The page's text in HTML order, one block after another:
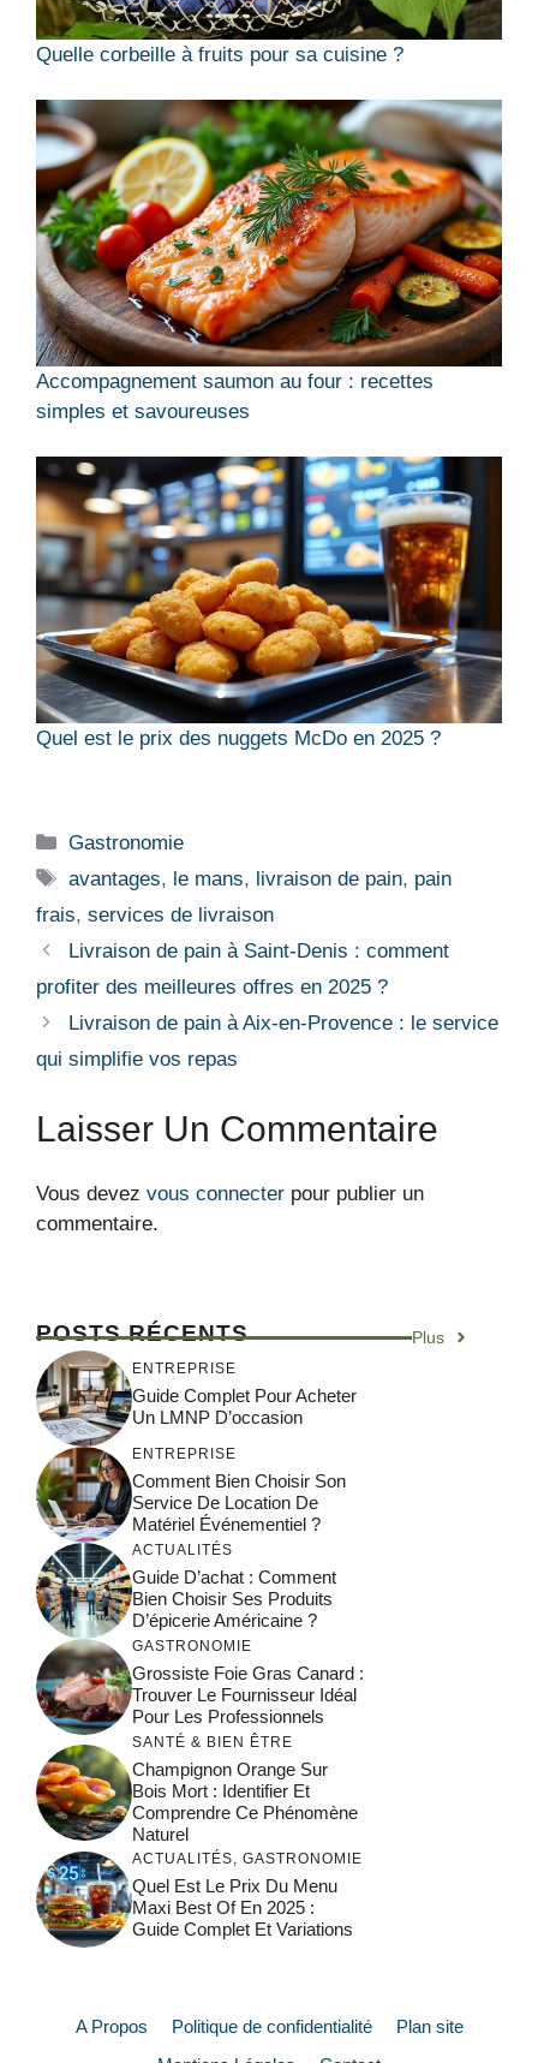
Quelle corbeille à fruits pour sa cuisine ?
Accompagnement saumon au four : recettes
simples et savoureuses
Quel est le prix des nuggets McDo en 2025 ?
Catégories
Gastronomie
Étiquettes
avantages, le mans, livraison de pain, pain
frais, services de livraison
Livraison de pain à Saint-Denis : comment
profiter des meilleures offres en 2025 ?
Livraison de pain à Aix-en-Provence : le service
qui simplifie vos repas
Laisser Un Commentaire
Vous devez vous connecter pour publier un
commentaire.
POSTS RÉCENTS Plus
ENTREPRISE
Guide Complet Pour Acheter
Un LMNP D’occasion
ENTREPRISE
Comment Bien Choisir Son
Service De Location De
Matériel Événementiel ?
ACTUALITÉS
Guide D’achat : Comment
Bien Choisir Ses Produits
D’épicerie Américaine ?
GASTRONOMIE
Grossiste Foie Gras Canard :
Trouver Le Fournisseur Idéal
Pour Les Professionnels
SANTÉ & BIEN ÊTRE
Champignon Orange Sur
Bois Mort : Identifier Et
Comprendre Ce Phénomène
Naturel
ACTUALITÉS, GASTRONOMIE
Quel Est Le Prix Du Menu
Maxi Best Of En 2025 :
Guide Complet Et Variations
A Propos Politique de confidentialité
Plan site